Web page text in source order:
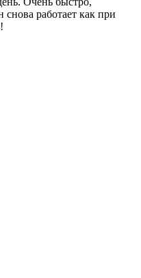
снова работает как при